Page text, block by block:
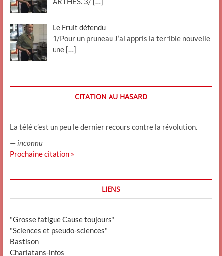
Le Fruit défendu
1/Pour un pruneau J’ai appris la terrible nouvelle
une […]
CITATION AU HASARD
La télé c’est un peu le dernier recours contre la révolution.
— inconnu
Prochaine citation »
LIENS
"Grosse fatigue Cause toujours"
"Sciences et pseudo-sciences"
Bastison
Charlatans-infos